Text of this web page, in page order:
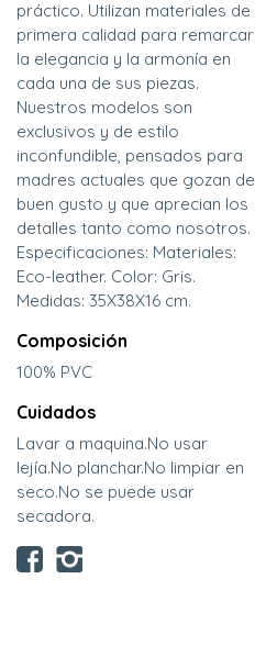
práctico. Utilizan materiales de
primera calidad para remarcar
la elegancia y la armonía en
cada una de sus piezas.
Nuestros modelos son
exclusivos y de estilo
inconfundible, pensados para
madres actuales que gozan de
buen gusto y que aprecian los
detalles tanto como nosotros.
Especificaciones: Materiales:
Eco-leather. Color: Gris.
Medidas: 35X38X16 cm.
Composición
100% PVC
Cuidados
Lavar a maquina.No usar
lejía.No planchar.No limpiar en
seco.No se puede usar
secadora.